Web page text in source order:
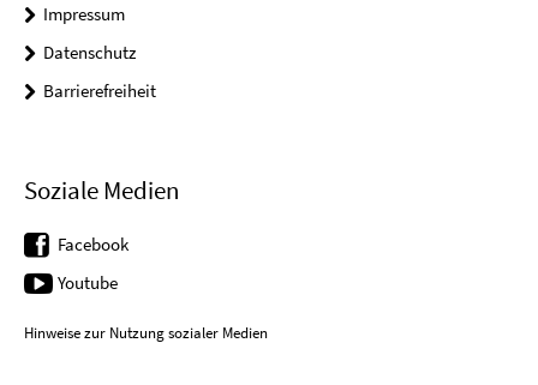
Impressum
Datenschutz
Barrierefreiheit
Soziale Medien
Facebook
Youtube
Hinweise zur Nutzung sozialer Medien